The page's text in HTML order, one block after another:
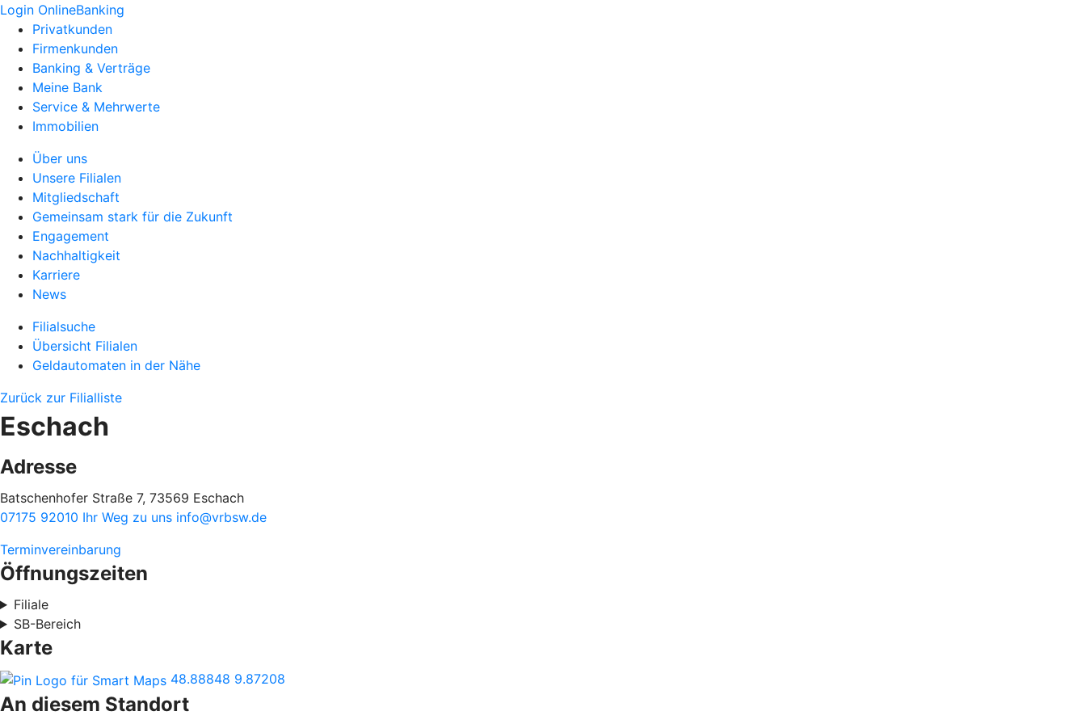
Login OnlineBanking
Privatkunden
Firmenkunden
Banking & Verträge
Meine Bank
Service & Mehrwerte
Immobilien
Über uns
Unsere Filialen
Mitgliedschaft
Gemeinsam stark für die Zukunft
Engagement
Nachhaltigkeit
Karriere
News
Filialsuche
Übersicht Filialen
Geldautomaten in der Nähe
Zurück zur Filialliste
Eschach
Adresse
Batschenhofer Straße 7, 73569 Eschach
07175 92010 Ihr Weg zu uns info@vrbsw.de
Terminvereinbarung
Öffnungszeiten
Filiale
SB-Bereich
Karte
48.88848 9.87208
An diesem Standort